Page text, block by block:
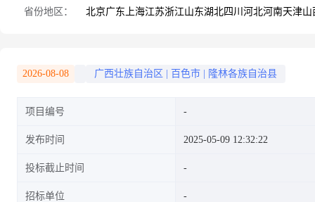
省份地区： 北京广东 上海江苏浙江山东湖北四川 河北河南天津山
2026-08-08 广西壮族自治区 百色市 隆林各族自治县
项目编号
发布时间 2025-05-09 12:32:22
投标截止时间
招标单位